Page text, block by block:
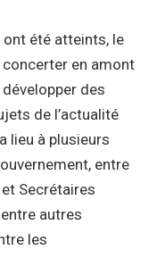
été atteints, le
concerter en amont
des
de l’actualité
lieu à plusieurs
entre
Secrétaires
autres
les